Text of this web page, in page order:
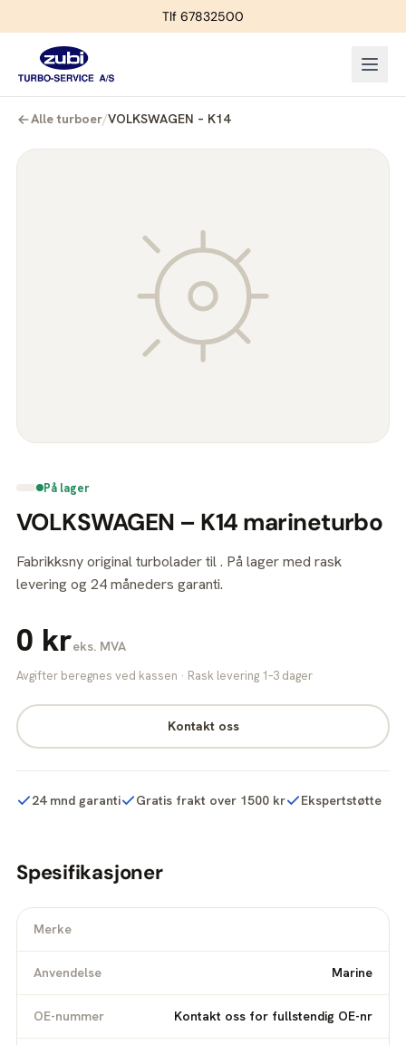
Tlf 67832500
Alle turboer/VOLKSWAGEN – K14
På lager
VOLKSWAGEN – K14 marineturbo
Fabrikksny original turbolader til . På lager med rask
levering og 24 måneders garanti.
0 kreks. MVA
Avgifter beregnes ved kassen · Rask levering 1–3 dager
Kontakt oss
24 mnd garanti Gratis frakt over 1500 kr Ekspertstøtte
Spesifikasjoner
Merke
Anvendelse Marine
OE-nummer Kontakt oss for fullstendig OE-nr